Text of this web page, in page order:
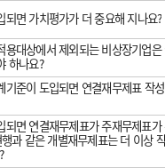
되면 가치평가가 더 중요해 지나요?
용대상에서 제외되는 비상장기업은
하나요?
기준이 도입되면 연결재무제표 작
되면 연결재무제표가 주재무제표가
과 같은 개별재무제표는 더 이상